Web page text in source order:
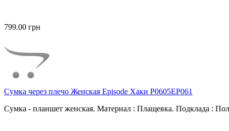
799.00 грн
Сумка через плечо Женская Episode Хаки P0605EP061
Сумка - планшет женская. Материал : Плащевка. Подклада :